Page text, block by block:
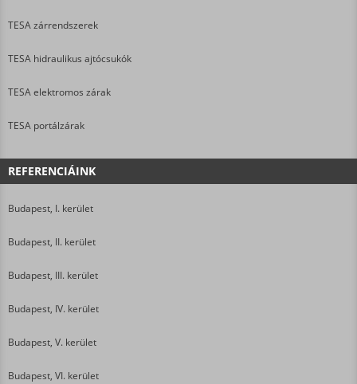
TESA zárrendszerek
TESA hidraulikus ajtócsukók
TESA elektromos zárak
TESA portálzárak
REFERENCIÁINK
Budapest, I. kerület
Budapest, II. kerület
Budapest, III. kerület
Budapest, IV. kerület
Budapest, V. kerület
Budapest, VI. kerület